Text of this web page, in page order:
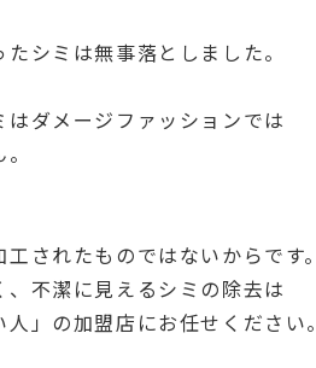
シミは無事落としました。
はダメージファッションでは
されたものではないからです。
、不潔に見えるシミの除去は
人」の加盟店にお任せください。